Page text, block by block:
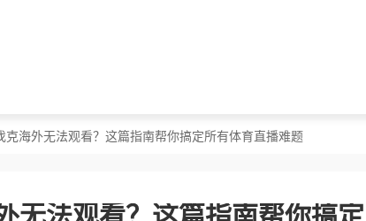
克海外无法观看？这篇指南帮你搞定所有体育直播难题